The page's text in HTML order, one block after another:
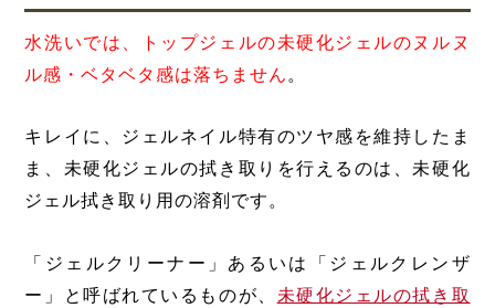
水洗いでは、トップジェルの未硬化ジェルのヌルヌ
ル感・ベタベタ感は落ちません 。
キレイに、ジェルネイル特有のツヤ感を維持したま
ま、未硬化ジェルの拭き取りを行えるのは、未硬化
ジェル拭き取り用の溶剤です。
「ジェルクリーナー」あるいは「ジェルクレンザ
ー」と呼ばれているものが、 未硬化ジェルの拭き取